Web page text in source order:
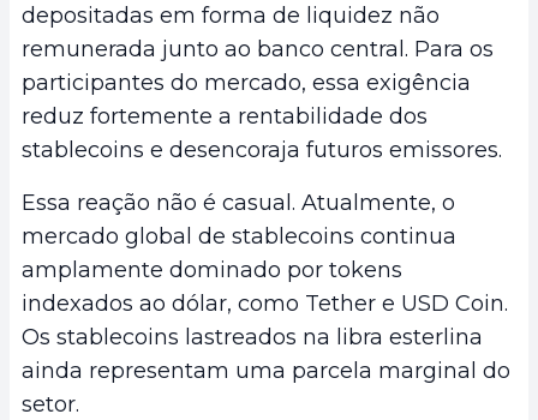
depositadas em forma de liquidez não
remunerada junto ao banco central. Para os
participantes do mercado, essa exigência
reduz fortemente a rentabilidade dos
stablecoins e desencoraja futuros emissores.
Essa reação não é casual. Atualmente, o
mercado global de stablecoins continua
amplamente dominado por tokens
indexados ao dólar, como Tether e USD Coin.
Os stablecoins lastreados na libra esterlina
ainda representam uma parcela marginal do
setor.